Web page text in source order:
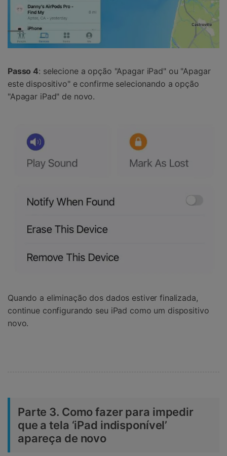
Passo 4: selecione a opção "Apagar iPad" ou "Apagar
este dispositivo" e confirme selecionando a opção
"Apagar iPad" de novo.
Quando a eliminação dos dados estiver finalizada,
continue configurando seu iPad como um dispositivo
novo.
Parte 3. Como fazer para impedir
que a tela ‘iPad indisponível’
apareça de novo